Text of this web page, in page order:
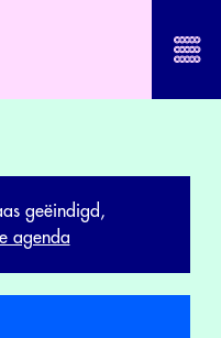
geëindigd,
agenda